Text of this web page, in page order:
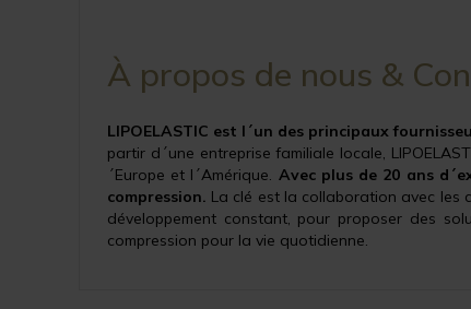
À propos de nous &
LIPOELASTIC est l´un des principaux
partir d´une entreprise familiale locale,
´Europe et l´Amérique. Avec plus de 20 ans
compression. La clé est la collaboration avec les
développement constant, pour proposer des
compression pour la vie quotidienne.